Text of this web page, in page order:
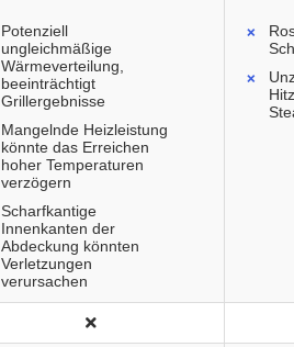
Potenziell
ungleichmäßige
Wärmeverteilung,
beeinträchtigt
Grillergebnisse
Mangelnde Heizleistung
könnte das Erreichen
hoher Temperaturen
verzögern
Scharfkantige
Innenkanten der
Abdeckung könnten
Verletzungen
verursachen